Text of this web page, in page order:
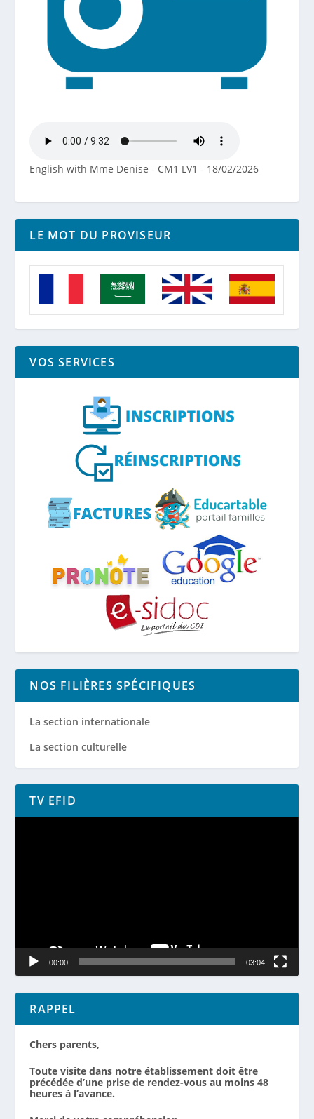
English with Mme Denise - CM1 LV1 - 18/02/2026
LE MOT DU PROVISEUR
VOS SERVICES
NOS FILIÈRES SPÉCIFIQUES
La section internationale
La section culturelle
TV EFID
Lecteur
00:00 03:04
RAPPEL
Chers parents,
Toute visite dans notre établissement doit être
précédée d’une prise de rendez-vous au moins 48
heures à l’avance.